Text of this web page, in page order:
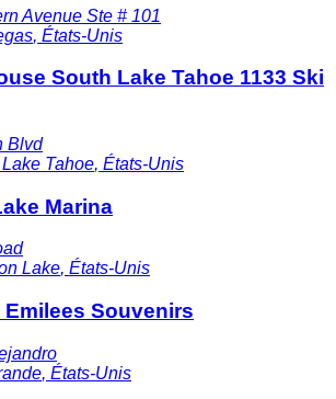
Avenue Ste # 101
, États-Unis
South Lake Tahoe 1133 Ski
Blvd
Tahoe, États-Unis
Marina
Lake, États-Unis
Emilees Souvenirs
, États-Unis